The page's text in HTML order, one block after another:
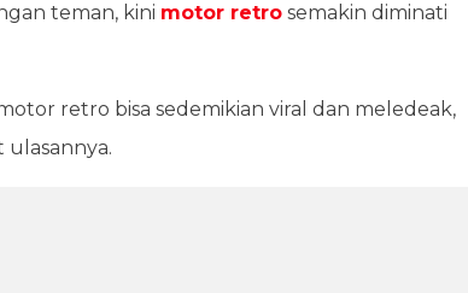
teman, kini motor retro semakin diminati
retro bisa sedemikian viral dan meledeak,